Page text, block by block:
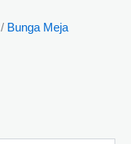
/ Bunga Meja